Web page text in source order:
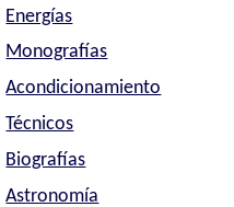
Energías
Monografías
Acondicionamiento
Técnicos
Biografías
Astronomía